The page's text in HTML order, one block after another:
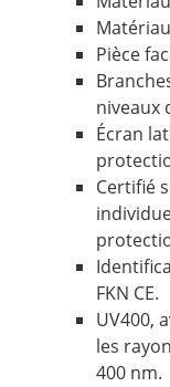
Pièce
niveaux
Écran
Certifié
FKN CE.
UV400,
les
400 nm.